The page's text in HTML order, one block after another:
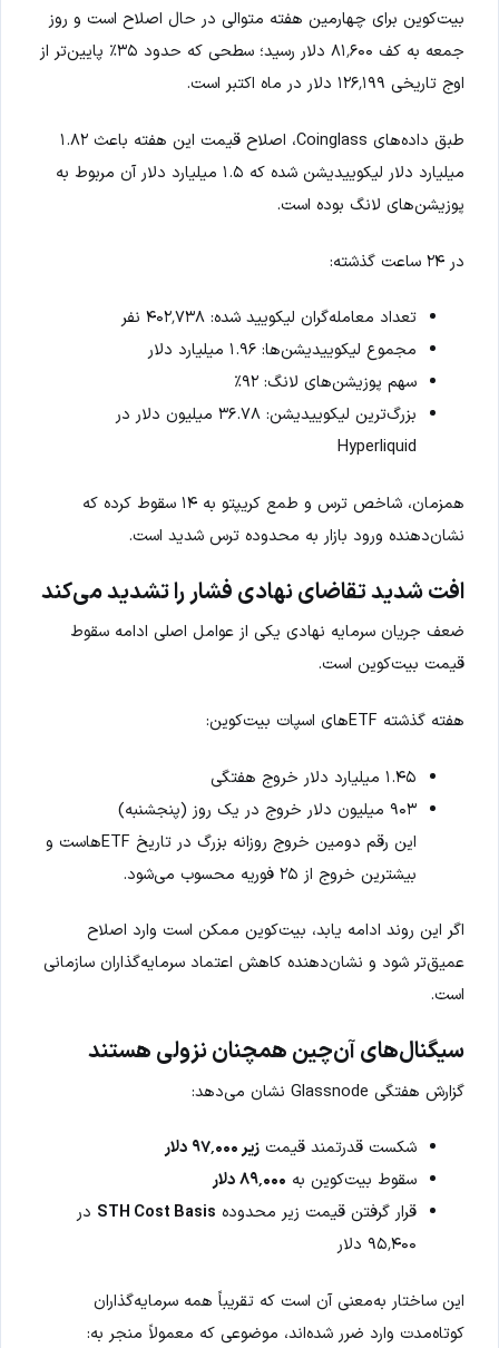
بیت‌کوین برای چهارمین هفته متوالی در حال اصلاح است و روز
جمعه به کف ۸۱٬۶۰۰ دلار رسید؛ سطحی که حدود ۳۵٪ پایین‌تر از
اوج تاریخی ۱۲۶٬۱۹۹ دلار در ماه اکتبر است.
طبق داده‌های Coinglass، اصلاح قیمت این هفته باعث ۱.۸۲
میلیارد دلار لیکوییدیشن شده که ۱.۵ میلیارد دلار آن مربوط به
پوزیشن‌های لانگ بوده است.
در ۲۴ ساعت گذشته:
تعداد معامله‌گران لیکویید شده: ۴۰۲٬۷۳۸ نفر
مجموع لیکوییدیشن‌ها: ۱.۹۶ میلیارد دلار
سهم پوزیشن‌های لانگ: ۹۲٪
بزرگ‌ترین لیکوییدیشن: ۳۶.۷۸ میلیون دلار در
Hyperliquid
همزمان، شاخص ترس و طمع کریپتو به ۱۴ سقوط کرده که
نشان‌دهنده ورود بازار به محدوده ترس شدید است.
افت شدید تقاضای نهادی فشار را تشدید می‌کند
ضعف جریان سرمایه نهادی یکی از عوامل اصلی ادامه سقوط
قیمت بیت‌کوین است.
هفته گذشته ETFهای اسپات بیت‌کوین:
۱.۴۵ میلیارد دلار خروج هفتگی
۹۰۳ میلیون دلار خروج در یک روز (پنجشنبه)
این رقم دومین خروج روزانه بزرگ در تاریخ ETFهاست و
بیشترین خروج از ۲۵ فوریه محسوب می‌شود.
اگر این روند ادامه یابد، بیت‌کوین ممکن است وارد اصلاح
عمیق‌تر شود و نشان‌دهنده کاهش اعتماد سرمایه‌گذاران سازمانی
است.
سیگنال‌های آن‌چین همچنان نزولی هستند
گزارش هفتگی Glassnode نشان می‌دهد:
شکست قدرتمند قیمتزیر ۹۷٬۰۰۰ دلار
سقوط بیت‌کوین به ۸۹٬۰۰۰ دلار
قرار گرفتن قیمت زیر محدوده STH Cost Basis در
۹۵٬۴۰۰ دلار
این ساختار به‌معنی آن است که تقریباً همه سرمایه‌گذاران
کوتاه‌مدت وارد ضرر شده‌اند، موضوعی که معمولاً منجر به: